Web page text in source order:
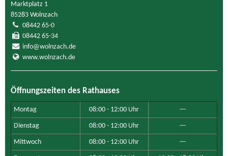
Marktplatz 1
85283 Wolnzach
08442 65-0
08442 65-34
info@wolnzach.de
www.wolnzach.de
Öffnungszeiten des Rathauses
Montag 08:00 - 12:00 Uhr ---
Dienstag 08:00 - 12:00 Uhr ---
Mittwoch 08:00 - 12:00 Uhr ---